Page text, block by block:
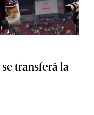
transferă la